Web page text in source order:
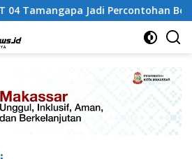
Tamangapa Jadi Percontohan